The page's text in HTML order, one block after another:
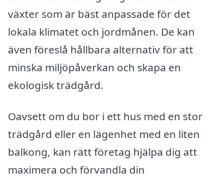
växter som är bäst anpassade för det
lokala klimatet och jordmånen. De kan
även föreslå hållbara alternativ för att
minska miljöpåverkan och skapa en
ekologisk trädgård.
Oavsett om du bor i ett hus med en stor
trädgård eller en lägenhet med en liten
balkong, kan rätt företag hjälpa dig att
maximera och förvandla din